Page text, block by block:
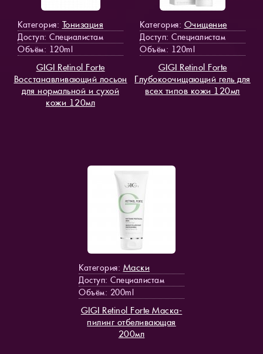
Категория: Тонизация
Доступ: Специалистам
Объём: 120ml
GIGI Retinol Forte
Восстанавливающий лосьон
для нормальной и сухой
кожи 120мл
Категория: Очищение
Доступ: Специалистам
Объём: 120ml
GIGI Retinol Forte
Глубокоочищающий гель для
всех типов кожи 120мл
Категория: Маски
Доступ: Специалистам
Объём: 200ml
GIGI Retinol Forte Маска-
пилинг отбеливающая
200мл